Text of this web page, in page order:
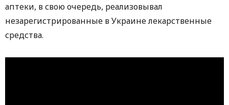
аптеки, в свою очередь, реализовывал
незарегистрированные в Украине лекарственные
средства.